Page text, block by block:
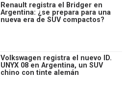
Renault registra el Bridger en
Argentina: ¿se prepara para una
nueva era de SUV compactos?
Volkswagen registra el nuevo ID.
UNYX 08 en Argentina, un SUV
chino con tinte alemán